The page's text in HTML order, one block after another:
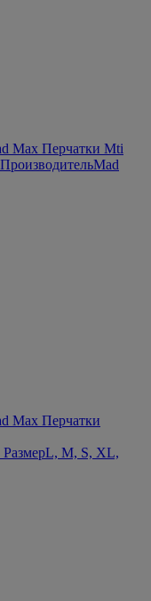
Max Перчатки Mti
ПроизводительMad
Max Перчатки
РазмерL, M, S, XL,